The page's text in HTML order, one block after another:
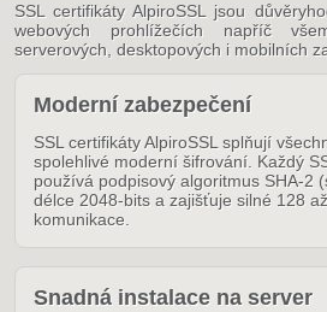
SSL certifikáty AlpiroSSL jsou
webových prohlížečích napříč
serverových, desktopových i mobilních
Moderní zabezpečení
SSL certifikáty AlpiroSSL splňují
spolehlivé moderní šifrování. Každý
používá podpisový algoritmus SHA-2
délce 2048-bits a zajišťuje silné 128
komunikace.
Snadná instalace na server